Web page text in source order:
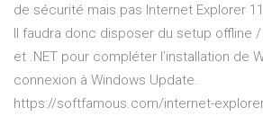
de sécurité mais pas Internet Explorer
Il faudra donc disposer du setup offline
et .NET pour compléter l’installation de
connexion à Windows Update.
https://softfamous.com/internet-